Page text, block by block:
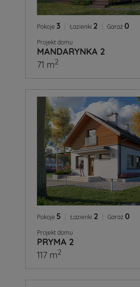
Pokoje 3 Łazienki 2 Garaż 0
Projekt domu
MANDARYNKA 2
71 m2
Pokoje 5 Łazienki 2 Garaż 0
Projekt domu
PRYMA 2
117 m2